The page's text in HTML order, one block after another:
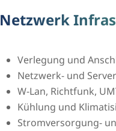
Netzwerk
Verlegung und
Netzwerk- und
W-Lan, Richtfunk,
Kühlung und
Stromversorgung-